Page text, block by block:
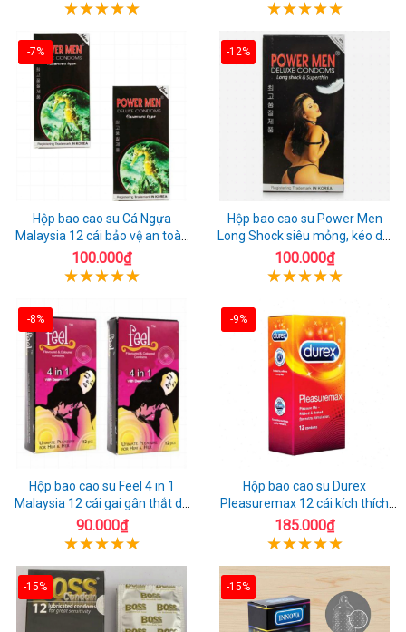
-7%
Hộp bao cao su Cá Ngựa
Malaysia 12 cái bảo vệ an toàn
tuyệt đối
100.000₫
-12%
Hộp bao cao su Power Men
Long Shock siêu mỏng, kéo dài
quan hệ thoải mái
100.000₫
-8%
Hộp bao cao su Feel 4 in 1
Malaysia 12 cái gai gân thắt dễ
sử dụng
90.000₫
-9%
Hộp bao cao su Durex
Pleasuremax 12 cái kích thích
tăng khoái cảm
185.000₫
-15% -15%